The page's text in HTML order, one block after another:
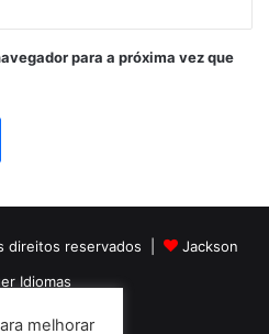
para a próxima vez que
direitos reservados |
Jackson
Idiomas
melhorar